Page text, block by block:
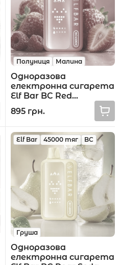
Полуниця Малина
Одноразова
електронна сигарета
Elf Bar BC Red
Raspberry Strawberry
45000 тяг
895 грн.
Elf Bar 45000 тяг BC
Груша
Одноразова
електронна сигарета